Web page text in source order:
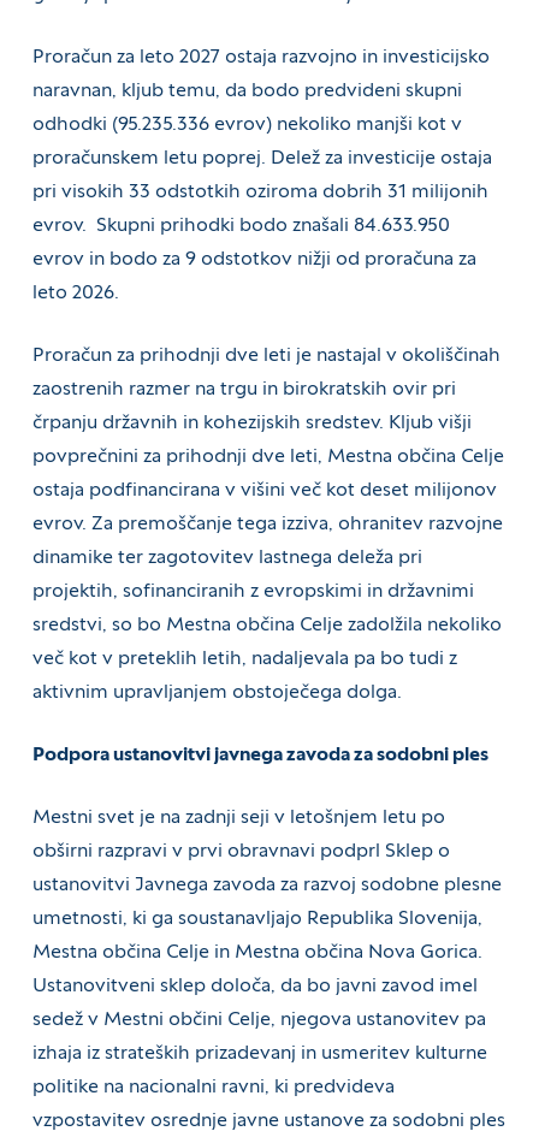
Proračun za leto 2027 ostaja razvojno in investicijsko
naravnan, kljub temu, da bodo predvideni skupni
odhodki (95.235.336 evrov) nekoliko manjši kot v
proračunskem letu poprej. Delež za investicije ostaja
pri visokih 33 odstotkih oziroma dobrih 31 milijonih
evrov. Skupni prihodki bodo znašali 84.633.950
evrov in bodo za 9 odstotkov nižji od proračuna za
leto 2026.
Proračun za prihodnji dve leti je nastajal v okoliščinah
zaostrenih razmer na trgu in birokratskih ovir pri
črpanju državnih in kohezijskih sredstev. Kljub višji
povprečnini za prihodnji dve leti, Mestna občina Celje
ostaja podfinancirana v višini več kot deset milijonov
evrov. Za premoščanje tega izziva, ohranitev razvojne
dinamike ter zagotovitev lastnega deleža pri
projektih, sofinanciranih z evropskimi in državnimi
sredstvi, so bo Mestna občina Celje zadolžila nekoliko
več kot v preteklih letih, nadaljevala pa bo tudi z
aktivnim upravljanjem obstoječega dolga.
Podpora ustanovitvi javnega zavoda za sodobni ples
Mestni svet je na zadnji seji v letošnjem letu po
obširni razpravi v prvi obravnavi podprl Sklep o
ustanovitvi Javnega zavoda za razvoj sodobne plesne
umetnosti, ki ga soustanavljajo Republika Slovenija,
Mestna občina Celje in Mestna občina Nova Gorica.
Ustanovitveni sklep določa, da bo javni zavod imel
sedež v Mestni občini Celje, njegova ustanovitev pa
izhaja iz strateških prizadevanj in usmeritev kulturne
politike na nacionalni ravni, ki predvideva
vzpostavitev osrednje javne ustanove za sodobni ples